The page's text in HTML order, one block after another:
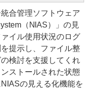
合管理ソフトウェア
（NIAS）」の見
イル使用状況のログ
提示し、ファイル整
検討を支援してくれ
ストールされた状態
の見える化機能を